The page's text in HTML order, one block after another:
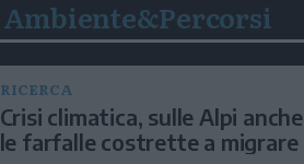
Ambiente&Percorsi
RICERCA
Crisi climatica, sulle Alpi anche
le farfalle costrette a migrare